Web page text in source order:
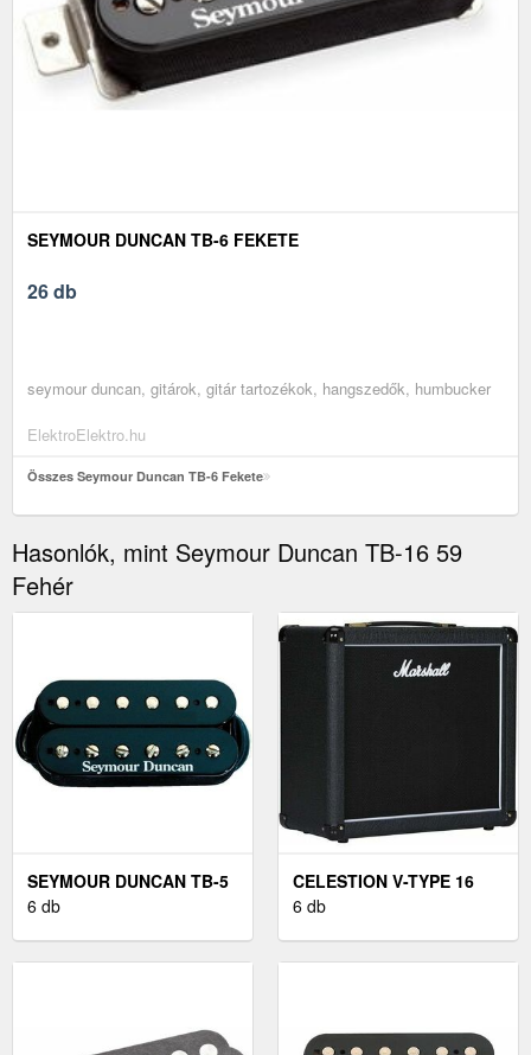
SEYMOUR DUNCAN TB-6 FEKETE
26 db
seymour duncan, gitárok, gitár tartozékok, hangszedők, humbucker
ElektroElektro.hu
Összes Seymour Duncan TB-6 Fekete
Hasonlók, mint Seymour Duncan TB-16 59
Fehér
SEYMOUR DUNCAN TB-5
BLACK
6 db
CELESTION V-TYPE 16
OHM
6 db